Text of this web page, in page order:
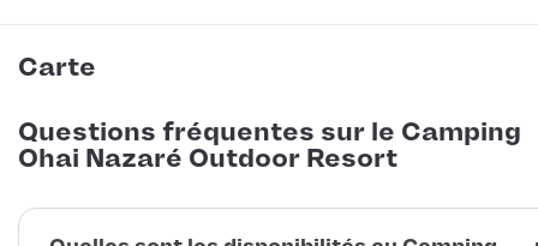
Carte
Questions fréquentes sur le Camping
Ohai Nazaré Outdoor Resort